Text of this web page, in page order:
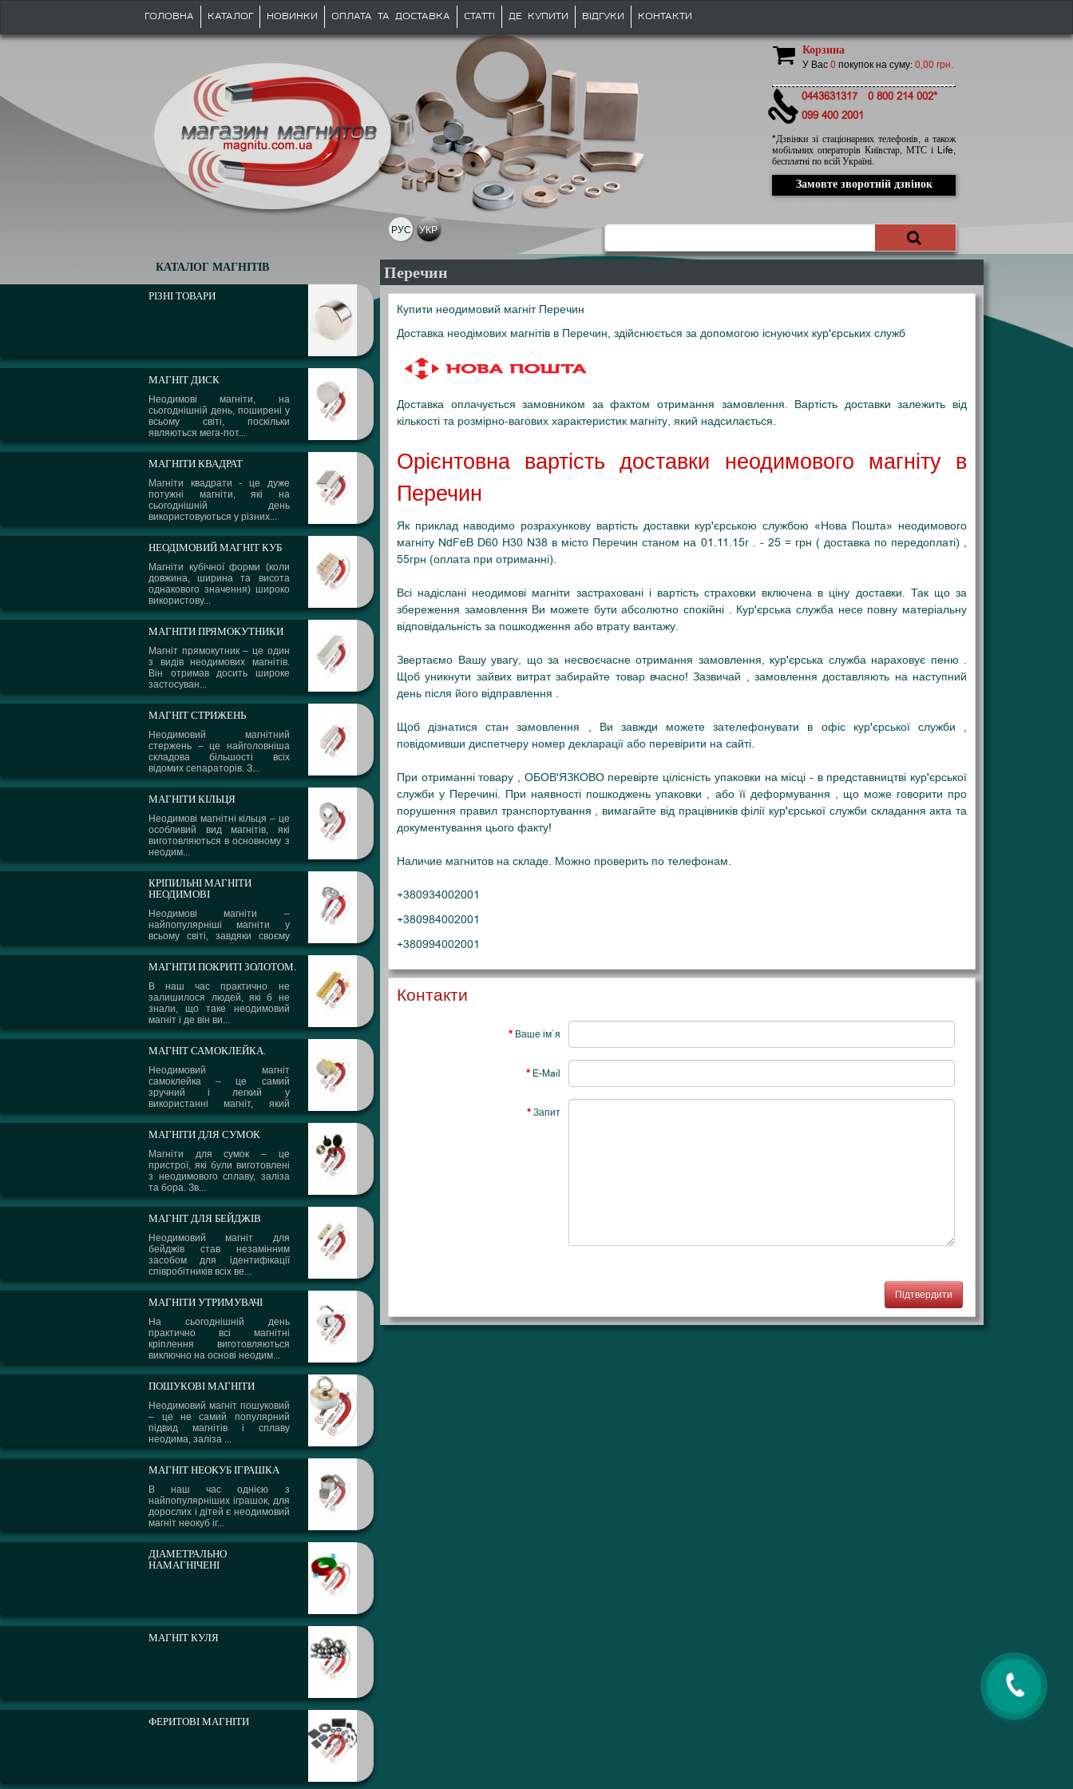
ГОЛОВНА КАТАЛОГ НОВИНКИ ОПЛАТА ТА ДОСТАВКА СТАТТІ ДЕ КУПИТИ ВІДГУКИ КОНТАКТИ
Корзина
У Вас0 покупок на суму:0,00 грн.
0443631317
0 800 214 002*
099 400 2001
*Дзвінки зі стаціонарних телефонів, а також
мобільних операторів Київстар, МТС і Life,
бесплатні по всій Україні.
Замовте зворотній дзвінок
РУС УКР
КАТАЛОГ МАГНІТІВ
РІЗНІ ТОВАРИ
МАГНІТ ДИСК
Неодимові магніти, на
сьогоднішній день, поширені у
всьому світі, поскільки
являються мега-пот...
МАГНІТИ КВАДРАТ
Магніти квадрати - це дуже
потужні магніти, які на
сьогоднішній день
використовуються у різних...
НЕОДІМОВИЙ МАГНІТ КУБ
Магніти кубічної форми (коли
довжина, ширина та висота
однакового значення) широко
використову...
МАГНІТИ ПРЯМОКУТНИКИ
Магніт прямокутник – це один
з видів неодимових магнітів.
Він отримав досить широке
застосуван...
МАГНІТ СТРИЖЕНЬ
Неодимовий магнітний
стержень – це найголовніша
складова більшості всіх
відомих сепараторів. З...
МАГНІТИ КІЛЬЦЯ
Неодимові магнітні кільця – це
особливий вид магнітів, які
виготовляються в основному з
неодим...
КРІПИЛЬНІ МАГНІТИ
НЕОДИМОВІ
Неодимові магніти –
найпопулярніші магніти у
всьому світі, завдяки своєму
сплаву і надзвичайни...
МАГНІТИ ПОКРИТІ ЗОЛОТОМ.
В наш час практично не
залишилося людей, які б не
знали, що таке неодимовий
магніт і де він ви...
МАГНІТ САМОКЛЕЙКА.
Неодимовий магніт
самоклейка – це самий
зручний і легкий у
використанні магніт, який
може вико...
МАГНІТИ ДЛЯ СУМОК
Магніти для сумок – це
пристрої, які були виготовлені
з неодимового сплаву, заліза
та бора. Зв...
МАГНІТ ДЛЯ БЕЙДЖІВ
Неодимовий магніт для
бейджів став незамінним
засобом для ідентифікації
співробітників всіх ве...
МАГНІТИ УТРИМУВАЧІ
На сьогоднішній день
практично всі магнітні
кріплення виготовляються
виключно на основі неодим...
ПОШУКОВІ МАГНІТИ
Неодимовий магніт пошуковий
– це не самий популярний
підвид магнітів і сплаву
неодима, заліза ...
МАГНІТ НЕОКУБ ІГРАШКА
В наш час однією з
найпопулярніших іграшок, для
дорослих і дітей є неодимовий
магніт неокуб іг...
ДІАМЕТРАЛЬНО
НАМАГНІЧЕНІ
МАГНІТ КУЛЯ
ФЕРИТОВІ МАГНІТИ
Перечин
Купити неодимовий магніт Перечин
Доставка неодімових магнітів в Перечин, здійснюється за допомогою існуючих кур'єрських служб
Доставка оплачується замовником за фактом отримання замовлення. Вартість доставки залежить від
кількості та розмірно-вагових характеристик магніту, який надсилається.
Орієнтовна вартість доставки неодимового магніту в
Перечин
Як приклад наводимо розрахункову вартість доставки кур'єрською службою «Нова Пошта» неодимового
магніту NdFeB D60 H30 N38 в місто Перечин станом на 01.11.15г . - 25 = грн ( доставка по передоплаті) ,
55грн (оплата при отриманні).
Всі надіслані неодимові магніти застраховані і вартість страховки включена в ціну доставки. Так що за
збереження замовлення Ви можете бути абсолютно спокійні . Кур'єрська служба несе повну матеріальну
відповідальність за пошкодження або втрату вантажу.
Звертаємо Вашу увагу, що за несвоєчасне отримання замовлення, кур'єрська служба нараховує пеню .
Щоб уникнути зайвих витрат забирайте товар вчасно! Зазвичай , замовлення доставляють на наступний
день після його відправлення .
Щоб дізнатися стан замовлення , Ви завжди можете зателефонувати в офіс кур'єрської служби ,
повідомивши диспетчеру номер декларації або перевірити на сайті.
При отриманні товару , ОБОВ'ЯЗКОВО перевірте цілісність упаковки на місці - в представництві кур'єрської
служби у Перечині. При наявності пошкоджень упаковки , або її деформування , що може говорити про
порушення правил транспортування , вимагайте від працівників філії кур'єрської служби складання акта та
документування цього факту!
Наличие магнитов на складе. Можно проверить по телефонам.
+380934002001
+380984002001
+380994002001
Контакти
Ваше ім`я
E-Mail
Запит